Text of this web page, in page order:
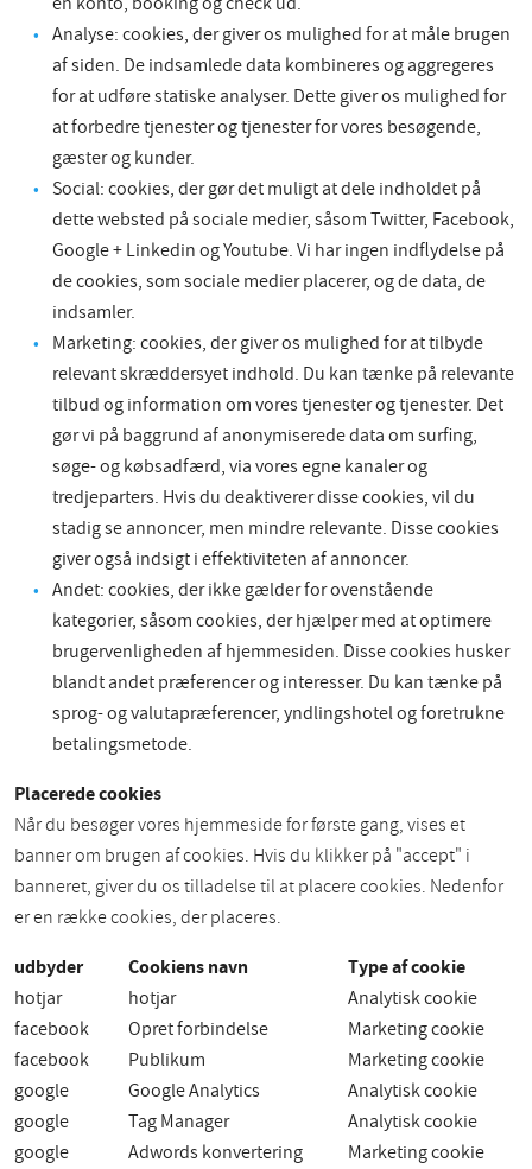
Analyse: cookies, der giver os mulighed for at måle brugen
af siden. De indsamlede data kombineres og aggregeres
for at udføre statiske analyser. Dette giver os mulighed for
at forbedre tjenester og tjenester for vores besøgende,
gæster og kunder.
Social: cookies, der gør det muligt at dele indholdet på
dette websted på sociale medier, såsom Twitter, Facebook,
Google + Linkedin og Youtube. Vi har ingen indflydelse på
de cookies, som sociale medier placerer, og de data, de
indsamler.
Marketing: cookies, der giver os mulighed for at tilbyde
relevant skræddersyet indhold. Du kan tænke på relevante
tilbud og information om vores tjenester og tjenester. Det
gør vi på baggrund af anonymiserede data om surfing,
søge- og købsadfærd, via vores egne kanaler og
tredjeparters. Hvis du deaktiverer disse cookies, vil du
stadig se annoncer, men mindre relevante. Disse cookies
giver også indsigt i effektiviteten af annoncer.
Andet: cookies, der ikke gælder for ovenstående
kategorier, såsom cookies, der hjælper med at optimere
brugervenligheden af hjemmesiden. Disse cookies husker
blandt andet præferencer og interesser. Du kan tænke på
sprog- og valutapræferencer, yndlingshotel og foretrukne
betalingsmetode.
Placerede cookies
Når du besøger vores hjemmeside for første gang, vises et
banner om brugen af cookies. Hvis du klikker på "accept" i
banneret, giver du os tilladelse til at placere cookies. Nedenfor
er en række cookies, der placeres.
udbyder Cookiens navn Type af cookie
hotjar hotjar
Analytisk cookie
facebook
Opret forbindelse
Marketing cookie
facebook
Publikum
Marketing cookie
google
Google Analytics
Analytisk cookie
google
Tag Manager
Analytisk cookie
google
Adwords konvertering
Marketing cookie